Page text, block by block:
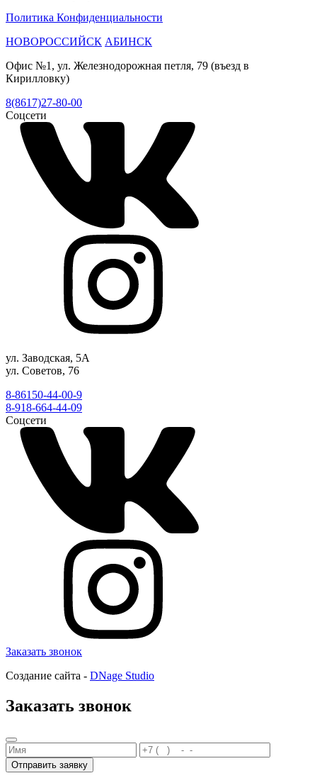
Политика Конфиденциальности
НОВОРОССИЙСК АБИНСК
Офис №1, ул. Железнодорожная петля, 79 (въезд в
Кирилловку)
8(8617)27-80-00
Соцсети
ул. Заводская, 5А
ул. Советов, 76
8-86150-44-00-9
8-918-664-44-09
Соцсети
Заказать звонок
Создание сайта - DNage Studio
Заказать звонок
Отправить заявку